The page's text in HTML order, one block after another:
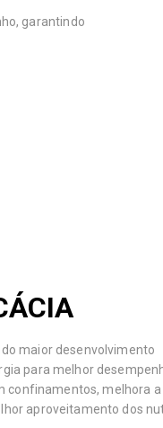
garantindo
maior desenvolvimento
para melhor
confinamentos, melhora a
aproveitamento dos